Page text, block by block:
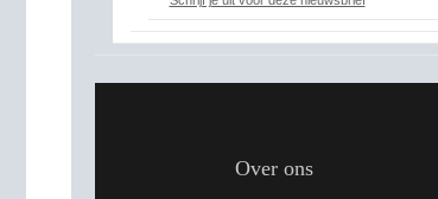
Over ons